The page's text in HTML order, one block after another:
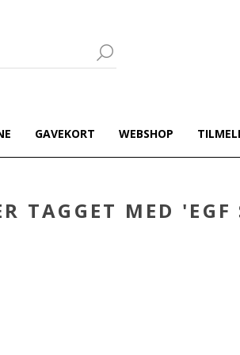
GAVEKORT WEBSHOP
TAGGET MED 'EGF